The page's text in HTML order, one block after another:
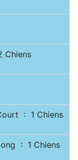
Chiens
: 1 Chiens
: 1 Chiens